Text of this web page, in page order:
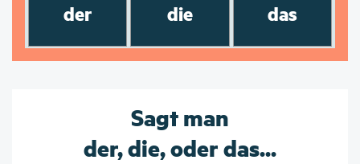
der die das
Sagt man
der, die, oder das...